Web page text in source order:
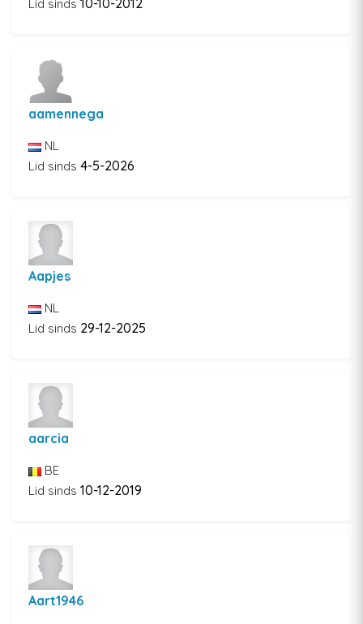
Lid sinds 10-10-2012
aamennega
NL
Lid sinds 4-5-2026
Aapjes
NL
Lid sinds 29-12-2025
aarcia
BE
Lid sinds 10-12-2019
Aart1946